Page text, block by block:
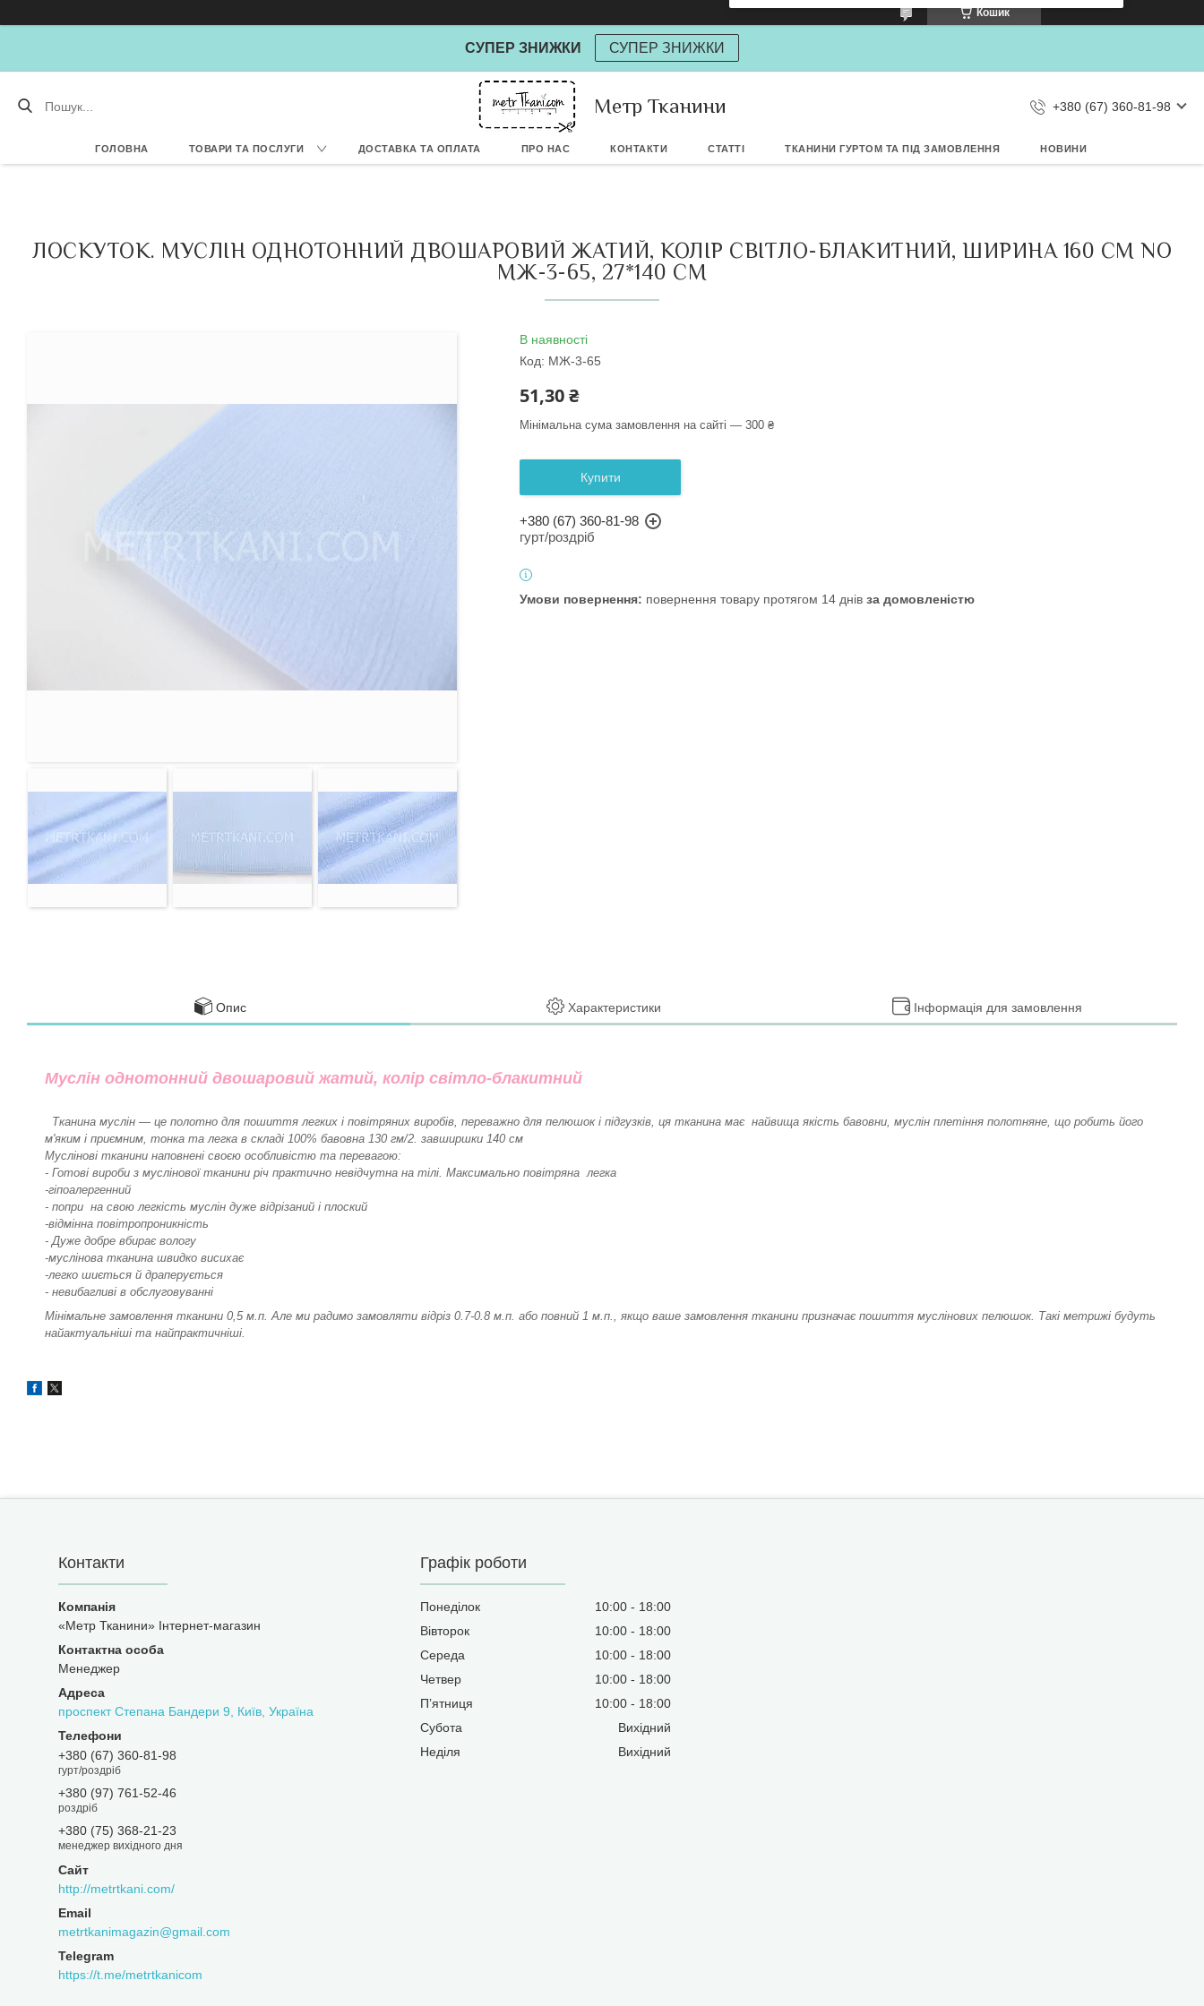
Дозвольте сайту metrtkani.com
Дозволити
×
Кошик
СУПЕР ЗНИЖКИ СУПЕР ЗНИЖКИ
Метр Тканини +380 (67) 360-81-98
ГОЛОВНА ТОВАРИ ТА ПОСЛУГИ ДОСТАВКА ТА ОПЛАТА ПРО НАС КОНТАКТИ СТАТТІ ТКАНИНИ ГУРТОМ ТА ПІД ЗАМОВЛЕННЯ НОВИНИ
ЛОСКУТОК. МУСЛІН ОДНОТОННИЙ ДВОШАРОВИЙ ЖАТИЙ, КОЛІР СВІТЛО-БЛАКИТНИЙ, ШИРИНА 160 СМ NO
МЖ-3-65, 27*140 СМ
В наявності
Код: МЖ-3-65
51,30 ₴
Мінімальна сума замовлення на сайті — 300 ₴
Купити
+380 (67) 360-81-98
гурт/роздріб
повернення товару протягом 14 днів за домовленістю
Опис Характеристики Інформація для замовлення
Муслін однотонний двошаровий жатий, колір світло-блакитний
Тканина муслін — це полотно для пошиття легких і повітряних виробів, переважно для пелюшок і підгузків, ця тканина має найвища якість бавовни, муслін плетіння полотняне, що робить його
м'яким і приємним, тонка та легка в складі 100% бавовна 130 гм/2. завширшки 140 см
Муслінові тканини наповнені своєю особливістю та перевагою:
- Готові вироби з муслінової тканини річ практично невідчутна на тілі. Максимально повітряна легка
-гіпоалергенний
- попри на свою легкість муслін дуже відрізаний і плоский
-відмінна повітропроникність
- Дуже добре вбирає вологу
-муслінова тканина швидко висихає
-легко шиється й драперується
- невибагливі в обслуговуванні
Мінімальне замовлення тканини 0,5 м.п. Але ми радимо замовляти відріз 0.7-0.8 м.п. або повний 1 м.п., якщо ваше замовлення тканини призначає пошиття муслінових пелюшок. Такі метрижі будуть
найактуальніші та найпрактичніші.
Контакти
«Метр Тканини» Інтернет-магазин
Менеджер
проспект Степана Бандери 9, Київ, Україна
+380 (67) 360-81-98
гурт/роздріб
+380 (97) 761-52-46
роздріб
+380 (75) 368-21-23
менеджер вихідного дня
http://metrtkani.com/
metrtkanimagazin@gmail.com
https://t.me/metrtkanicom
Графік роботи
Понеділок 10:00
18:00
Вівторок
10:00
18:00
Середа
10:00
18:00
Четвер
10:00
18:00
Пʼятниця
10:00
18:00
Субота
Вихідний
Неділя
Вихідний